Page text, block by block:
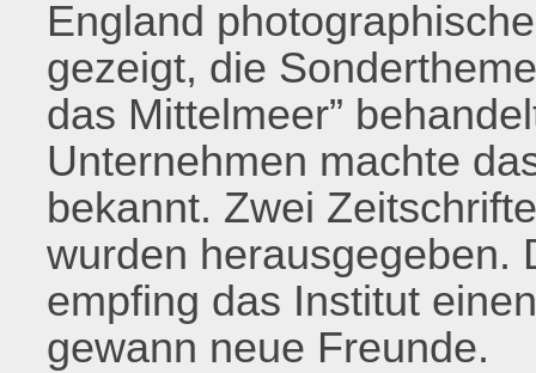
England
gezeigt, die
das Mittelmeer”
Unternehmen machte
bekannt. Zwei
wurden herausgegeben.
empfing das Institut
gewann neue Freunde.